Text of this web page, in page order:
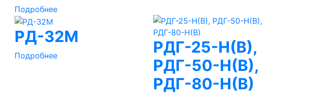
Подробнее
РД-32М
Подробнее
РДГ-25-Н(В),
РДГ-50-Н(В),
РДГ-80-Н(В)